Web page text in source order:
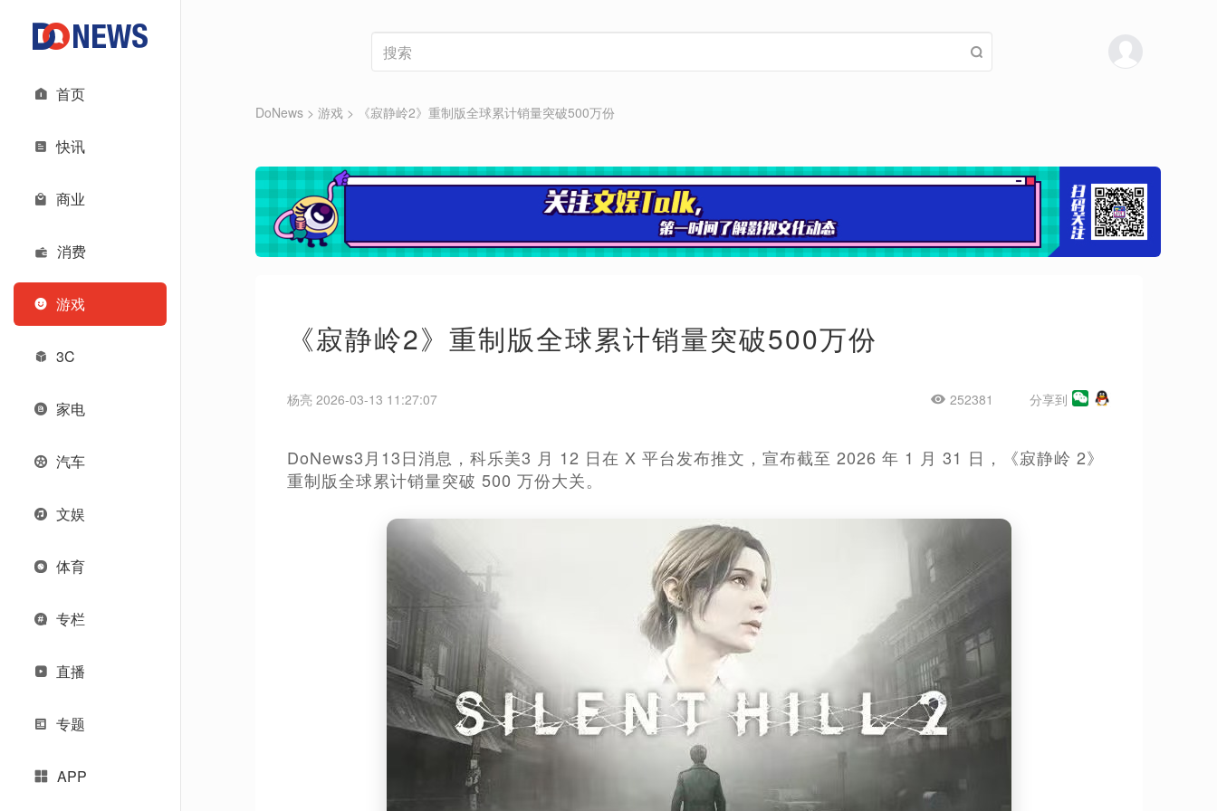
首页
快讯
商业
消费
游戏
3C
家电
汽车
文娱
体育
专栏
直播
专题
APP
DoNews > 游戏 > 《寂静岭2》重制版全球累计销量突破500万份
《寂静岭2》重制版全球累计销量突破500万份
杨亮 2026-03-13 11:27:07 252381 分享到
DoNews3月13日消息，科乐美3 月 12 日在 X 平台发布推文，宣布截至 2026 年 1 月 31 日，《寂静岭 2》
重制版全球累计销量突破 500 万份大关。